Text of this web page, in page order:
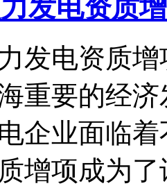
发电资质
发电资质
重要的经
企业面临
增项成为